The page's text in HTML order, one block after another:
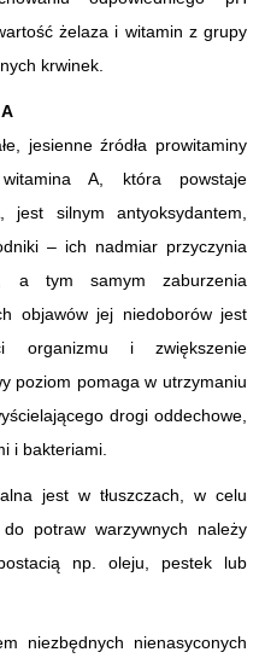
żelaza i witamin z grupy
krwinek.
jesienne źródła prowitaminy
A, która powstaje
silnym antyoksydantem,
– ich nadmiar przyczynia
a tym samym zaburzenia
objawów jej niedoborów jest
organizmu i zwiększenie
poziom pomaga w utrzymaniu
drogi oddechowe,
i bakteriami.
jest w tłuszczach, w celu
potraw warzywnych należy
np. oleju, pestek lub
niezbędnych nienasyconych